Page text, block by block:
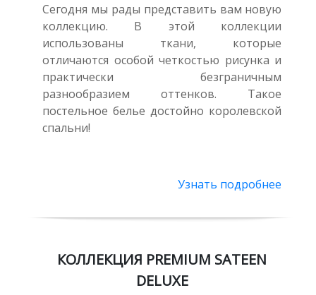
Сегодня мы рады представить вам новую
коллекцию. В этой коллекции
использованы ткани, которые
отличаются особой четкостью рисунка и
практически безграничным
разнообразием оттенков. Такое
постельное белье достойно королевской
спальни!
Узнать подробнее
КОЛЛЕКЦИЯ PREMIUM SATEEN
DELUXE